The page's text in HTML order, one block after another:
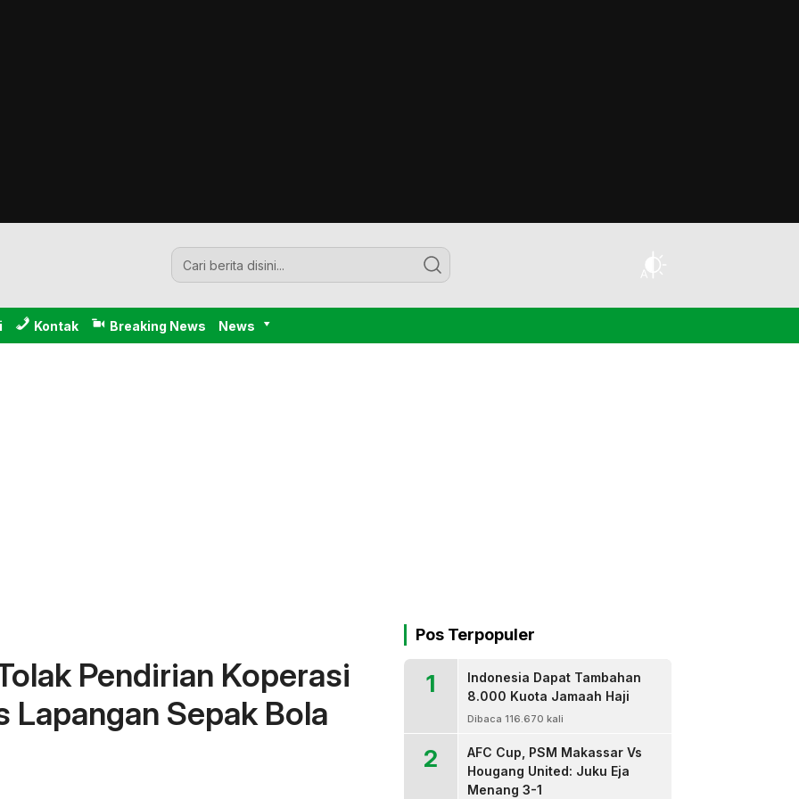
Kontak Breaking News News
Pendirian Koperasi
Lapangan Sepak Bola
Pos Terpopuler
1
Indonesia Dapat Tambahan
8.000 Kuota Jamaah Haji
Dibaca 116.670 kali
2
AFC Cup, PSM Makassar Vs
Hougang United: Juku Eja
Menang 3-1